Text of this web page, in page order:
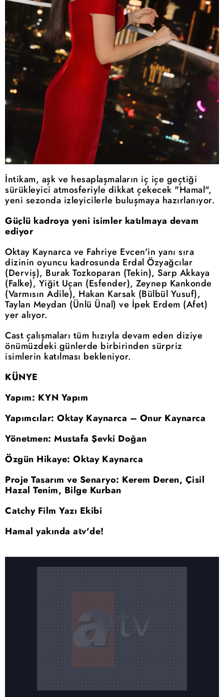
İntikam, aşk ve hesaplaşmaların iç içe geçtiği
sürükleyici atmosferiyle dikkat çekecek "Hamal",
yeni sezonda izleyicilerle buluşmaya hazırlanıyor.
Güçlü kadroya yeni isimler katılmaya devam
ediyor
Oktay Kaynarca ve Fahriye Evcen'in yanı sıra
dizinin oyuncu kadrosunda Erdal Özyağcılar
(Derviş), Burak Tozkoparan (Tekin), Sarp Akkaya
(Falke), Yiğit Uçan (Esfender), Zeynep Kankonde
(Varmısın Adile), Hakan Karsak (Bülbül Yusuf),
Taylan Meydan (Ünlü Ünal) ve İpek Erdem (Afet)
yer alıyor.
Cast çalışmaları tüm hızıyla devam eden diziye
önümüzdeki günlerde birbirinden sürpriz
isimlerin katılması bekleniyor.
KÜNYE
Yapım: KYN Yapım
Yapımcılar: Oktay Kaynarca – Onur Kaynarca
Yönetmen: Mustafa Şevki Doğan
Özgün Hikaye: Oktay Kaynarca
Proje Tasarım ve Senaryo: Kerem Deren, Çisil
Hazal Tenim, Bilge Kurban
Catchy Film Yazı Ekibi
Hamal yakında atv'de!